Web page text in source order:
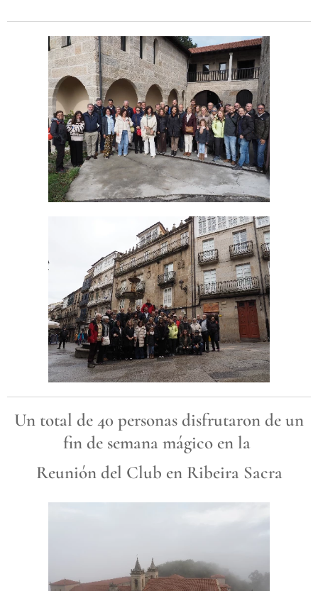
Un total de 40 personas disfrutaron de un
fin de semana mágico en la
Reunión del Club en Ribeira Sacra